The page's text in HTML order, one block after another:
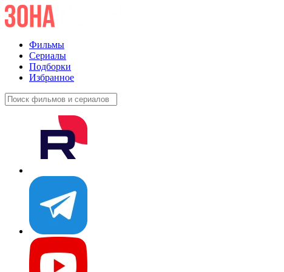
Фильмы
Сериалы
Подборки
Избранное